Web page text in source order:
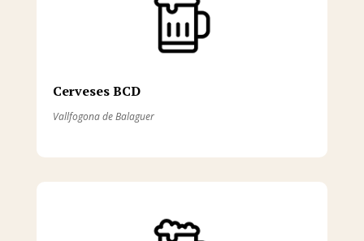
Cerveses BCD
Vallfogona de Balaguer